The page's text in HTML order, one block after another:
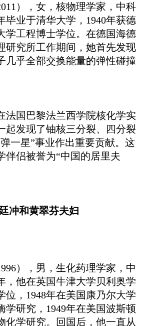
），女，核物理学家，中科
毕业于清华大学，1940年获德
学工程博士学位。在德国海德
研究所工作期间，她首先发现
几乎全部交换能量的弹性碰撞
法国巴黎法兰西学院核化学实
起发现了铀核三分裂、四分裂
一星”事业作出重要贡献。这
伴侣被誉为“中国的居里夫
冲和黄翠芬夫妇
），男，生化药理学家，中
，他在英国牛津大学贝利奥学
位，1948年在美国康乃尔大学
学研究，1949年在美国波斯顿
化学研究。回国后，他一直从